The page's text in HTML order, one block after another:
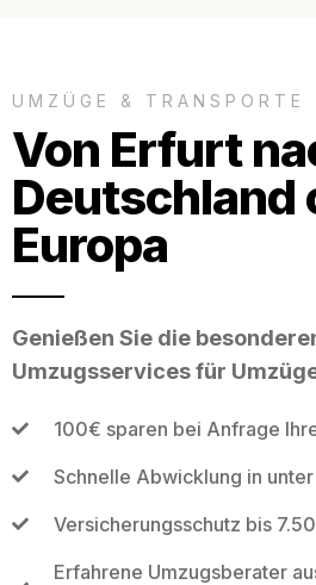
UMZÜGE & TRANSPORTE
Von Erfurt
Deutschland
Europa
Genießen Sie die
Umzugsservices für
100€ sparen bei Anfrage
Schnelle Abwicklung in
Versicherungsschutz bis
Erfahrene Umzugsberater